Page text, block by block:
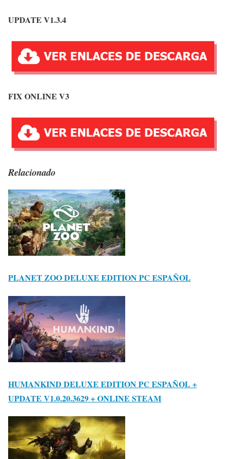
UPDATE V1.3.4
FIX ONLINE V3
Relacionado
PLANET ZOO DELUXE EDITION PC ESPAÑOL
HUMANKIND DELUXE EDITION PC ESPAÑOL +
UPDATE V1.0.20.3629 + ONLINE STEAM